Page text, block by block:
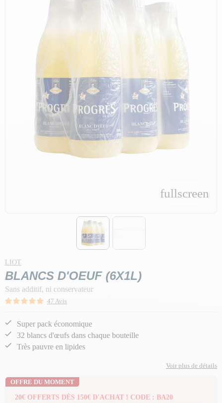
fullscreen
fullscreen
LIOT
BLANCS D'OEUF (6X1L)
Sans additif, ni conservateur
47 Avis
Super pack économique
32 blancs d'œufs dans chaque bouteille
Très pauvre en lipides
Voir plus de détails
OFFRE DU MOMENT
20€ OFFERTS DÈS 150€ D'ACHAT ! CODE : BA20